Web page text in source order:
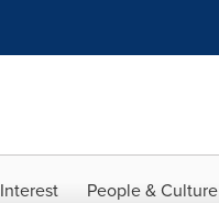
People & Culture